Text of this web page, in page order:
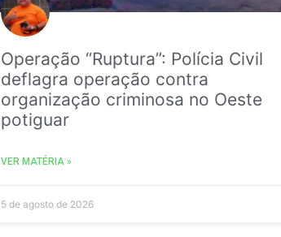
Operação “Ruptura”: Polícia Civil
deflagra operação contra
organização criminosa no Oeste
potiguar
VER MATÉRIA »
5 de agosto de 2026